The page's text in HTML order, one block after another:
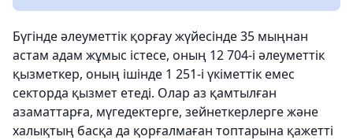
Бүгінде әлеуметтік қорғау жүйесінде 35 мыңнан
астам адам жұмыс істесе, оның 12 704-і әлеуметтік
қызметкер, оның ішінде 1 251-і үкіметтік емес
секторда қызмет етеді. Олар аз қамтылған
азаматтарға, мүгедектерге, зейнеткерлерге және
халықтың басқа да қорғалмаған топтарына қажетті